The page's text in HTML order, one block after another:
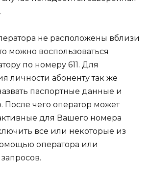
не расположены вблизи
можно воспользоваться
по номеру 611. Для
личности абоненту так же
паспортные данные и
После чего оператор может
для Вашего номера
все или некоторые из
оператора или